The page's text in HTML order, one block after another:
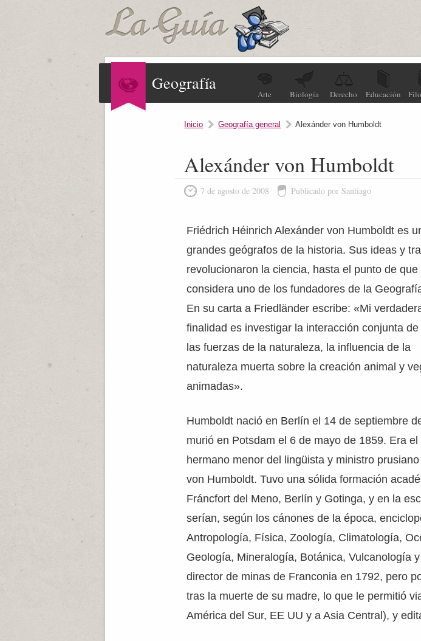
Geografía
Arte Biología Derecho Educación
Inicio Geografía general Alexánder von Humboldt
Alexánder von Humboldt
7 de agosto de 2008 Publicado por Santiago
Friédrich Héinrich Alexánder von Humboldt es
grandes geógrafos de la historia. Sus ideas y
revolucionaron la ciencia, hasta el punto de que
considera uno de los fundadores de la
En su carta a Friedländer escribe: «Mi
finalidad es investigar la interacción conjunta
las fuerzas de la naturaleza, la influencia de la
naturaleza muerta sobre la creación animal y
animadas».
Humboldt nació en Berlín el 14 de septiembre
murió en Potsdam el 6 de mayo de 1859. Era el
hermano menor del lingüista y ministro
von Humboldt. Tuvo una sólida formación
Fráncfort del Meno, Berlín y Gotinga, y en la
serían, según los cánones de la época,
Antropología, Física, Zoología, Climatología,
Geología, Mineralogía, Botánica, Vulcanología
director de minas de Franconia en 1792, pero
tras la muerte de su madre, lo que le permitió
América del Sur, EE UU y a Asia Central), y